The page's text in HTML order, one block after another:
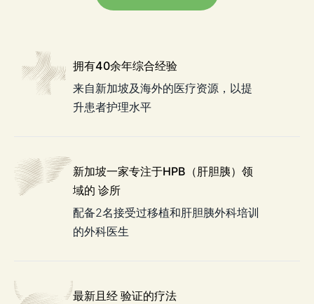
拥有40余年综合经验
来自新加坡及海外的医疗资源，以提
升患者护理水平
新加坡一家专注于HPB（肝胆胰）领
域的 诊所
配备2名接受过移植和肝胆胰外科培训
的外科医生
最新且经 验证的疗法